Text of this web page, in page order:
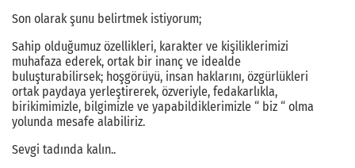
Son olarak şunu belirtmek istiyorum;
Sahip olduğumuz özellikleri, karakter ve kişiliklerimizi
muhafaza ederek, ortak bir inanç ve idealde
buluşturabilirsek; hoşgörüyü, insan haklarını, özgürlükleri
ortak paydaya yerleştirerek, özveriyle, fedakarlıkla,
birikimimizle, bilgimizle ve yapabildiklerimizle “ biz “ olma
yolunda mesafe alabiliriz.
Sevgi tadında kalın..